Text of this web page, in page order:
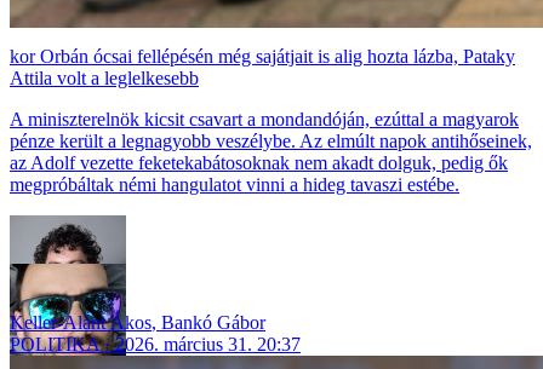
Orbán ócsai fellépésén még sajátjait is alig hozta lázba, Pataky
Attila volt a leglelkesebb
A miniszterelnök kicsit csavart a mondandóján, ezúttal a magyarok
pénze került a legnagyobb veszélybe. Az elmúlt napok antihőseinek,
az Adolf vezette feketekabátosoknak nem akadt dolguk, pedig ők
megpróbáltak némi hangulatot vinni a hideg tavaszi estébe.
Keller-Alánt Ákos, Bankó Gábor
POLITIKA
2026. március 31. 20:37